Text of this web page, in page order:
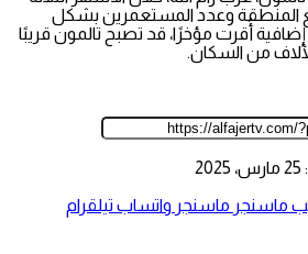
المنطقة وعدد المستعمرين بشكل
أُقرت مؤخرًا، قد تصبح تالمون قريبًا
من السكان.
ماسنجر ماسنجر واتساب تيلقرام